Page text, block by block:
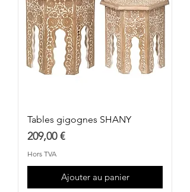
Tables gigognes SHANY
Prix
209,00 €
Hors TVA
Ajouter au panier